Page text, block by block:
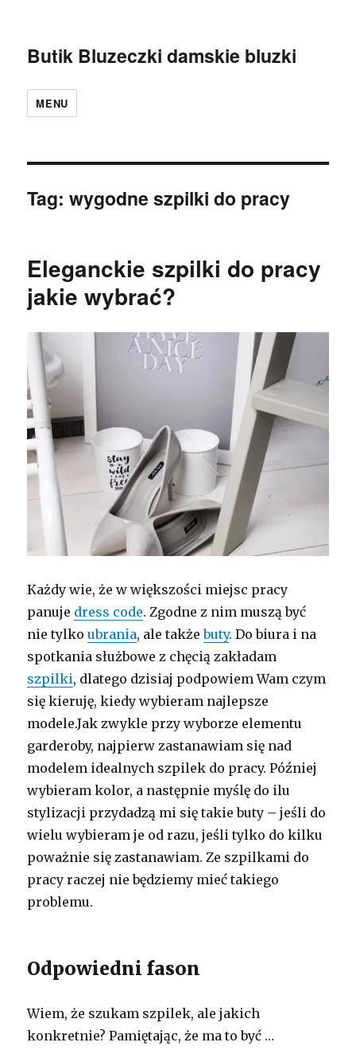
Butik Bluzeczki damskie bluzki
MENU
Tag:wygodne szpilki do pracy
Eleganckie szpilki do pracy
jakie wybrać?
Każdy wie, że w większości miejsc pracy
panuje dress code. Zgodne z nim muszą być
nie tylkoubrania, ale takżebuty. Do biura i na
spotkania służbowe z chęcią zakładam
szpilki, dlatego dzisiaj podpowiem Wam czym
się kieruję, kiedy wybieram najlepsze
modele.Jak zwykle przy wyborze elementu
garderoby, najpierw zastanawiam się nad
modelem idealnych szpilek do pracy. Później
wybieram kolor, a następnie myślę do ilu
stylizacji przydadzą mi się takie buty – jeśli do
wielu wybieram je od razu, jeśli tylko do kilku
poważnie się zastanawiam. Ze szpilkami do
pracy raczej nie będziemy mieć takiego
problemu.
Odpowiedni fason
Wiem, że szukam szpilek, ale jakich
konkretnie? Pamiętając, że ma to być …